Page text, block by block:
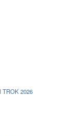
TROK 2026